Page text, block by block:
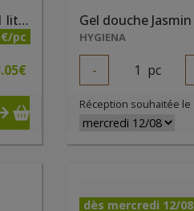
Gel douche des familles 1 litre bio Lemongrass Douce Nature
pc
€
HYGIENA
- 1 pc
Réception souhaitée le
dès mercredi 12/08